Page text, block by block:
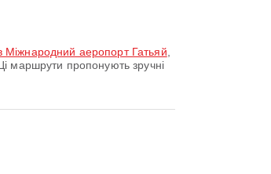
Міжнародний аеропорт Гатьяй
маршрути пропонують зручні